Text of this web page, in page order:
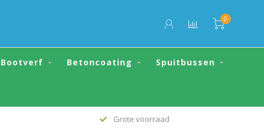
0
Bootverf Betoncoating Spuitbussen
Grote voorraad
€59,99 Toevoegen aan winkelwagen